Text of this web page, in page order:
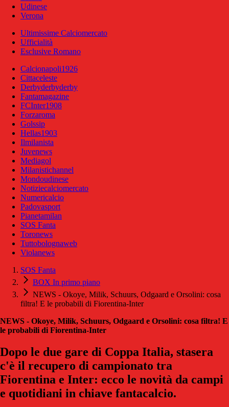
Udinese
Verona
Ultimissime Calciomercato
Ufficialità
Esclusive Romano
Calcionapoli1926
Cittaceleste
Derbyderbyderby
Fantamagazine
FCInter1908
Forzaroma
Golssip
Hellas1903
Ilmilanista
Juvenews
Mediagol
Milanistichannel
Mondoudinese
Notiziecalciomercato
Numericalcio
Padovasport
Pianetamilan
SOS Fanta
Toronews
Tuttobolognaweb
Violanews
SOS Fanta
BOX In primo piano
NEWS - Okoye, Milik, Schuurs, Odgaard e Orsolini: cosa
filtra! E le probabili di Fiorentina-Inter
NEWS - Okoye, Milik, Schuurs, Odgaard e Orsolini: cosa filtra! E
le probabili di Fiorentina-Inter
Dopo le due gare di Coppa Italia, stasera
c'è il recupero di campionato tra
Fiorentina e Inter: ecco le novità da campi
e quotidiani in chiave fantacalcio.